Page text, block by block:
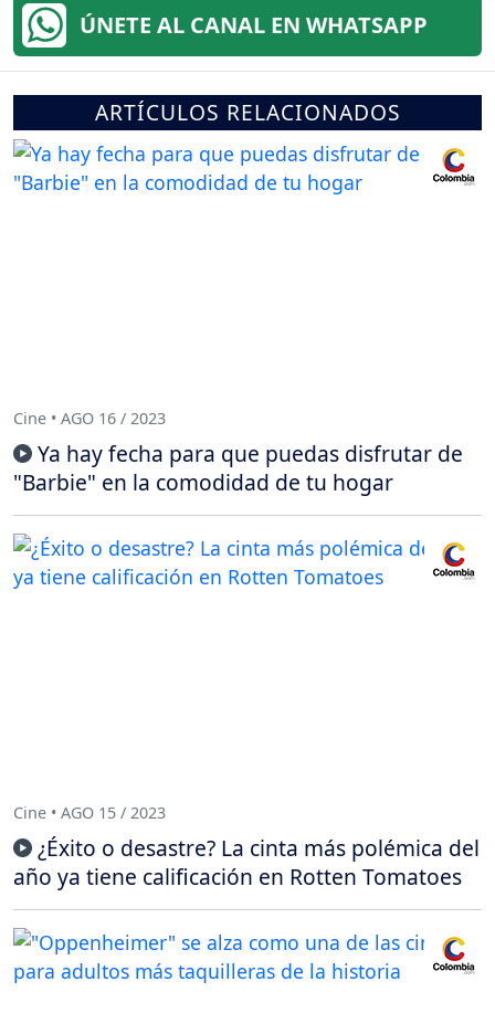
ÚNETE AL CANAL EN WHATSAPP
ARTÍCULOS RELACIONADOS
Cine • AGO 16 / 2023
Ya hay fecha para que puedas disfrutar de
"Barbie" en la comodidad de tu hogar
Cine • AGO 15 / 2023
¿Éxito o desastre? La cinta más polémica del
año ya tiene calificación en Rotten Tomatoes